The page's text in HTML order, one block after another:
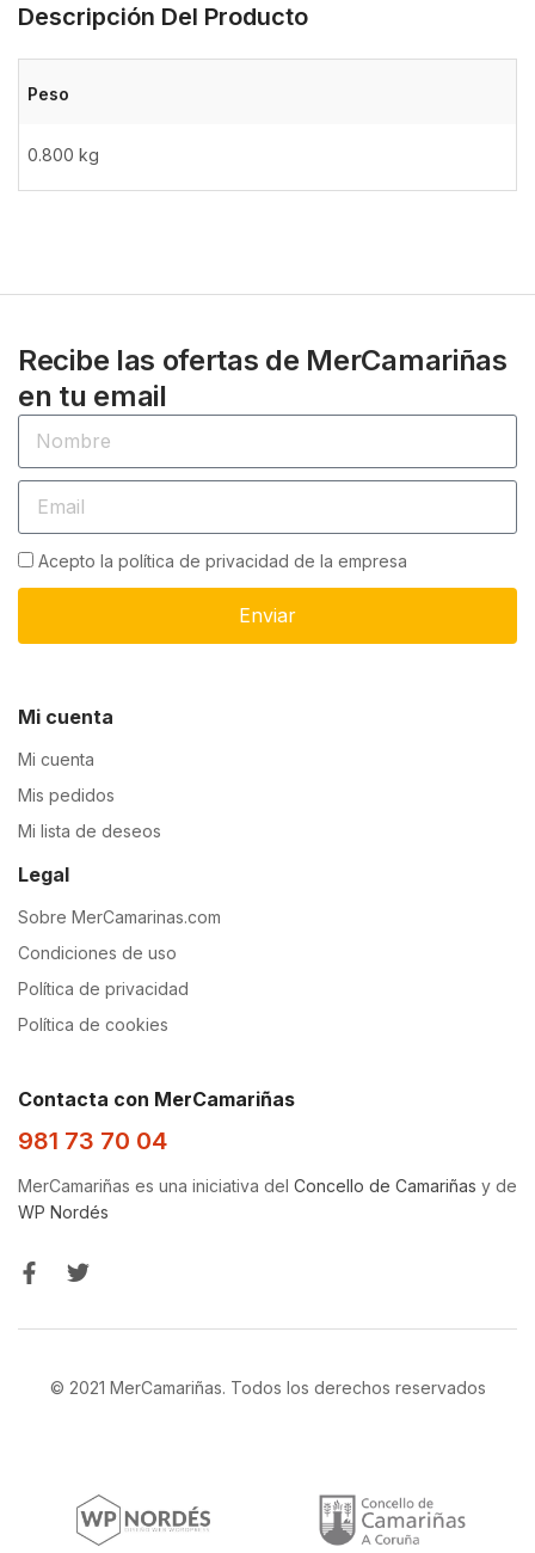
Descripción Del Producto
Peso
0.800 kg
Recibe las ofertas de MerCamariñas
en tu email
Acepto la política de privacidad de la empresa
Enviar
Mi cuenta
Mi cuenta
Mis pedidos
Mi lista de deseos
Legal
Sobre MerCamarinas.com
Condiciones de uso
Política de privacidad
Política de cookies
Contacta con MerCamariñas
981 73 70 04
MerCamariñas es una iniciativa del Concello de Camariñas y de
WP Nordés
© 2021 MerCamariñas. Todos los derechos reservados